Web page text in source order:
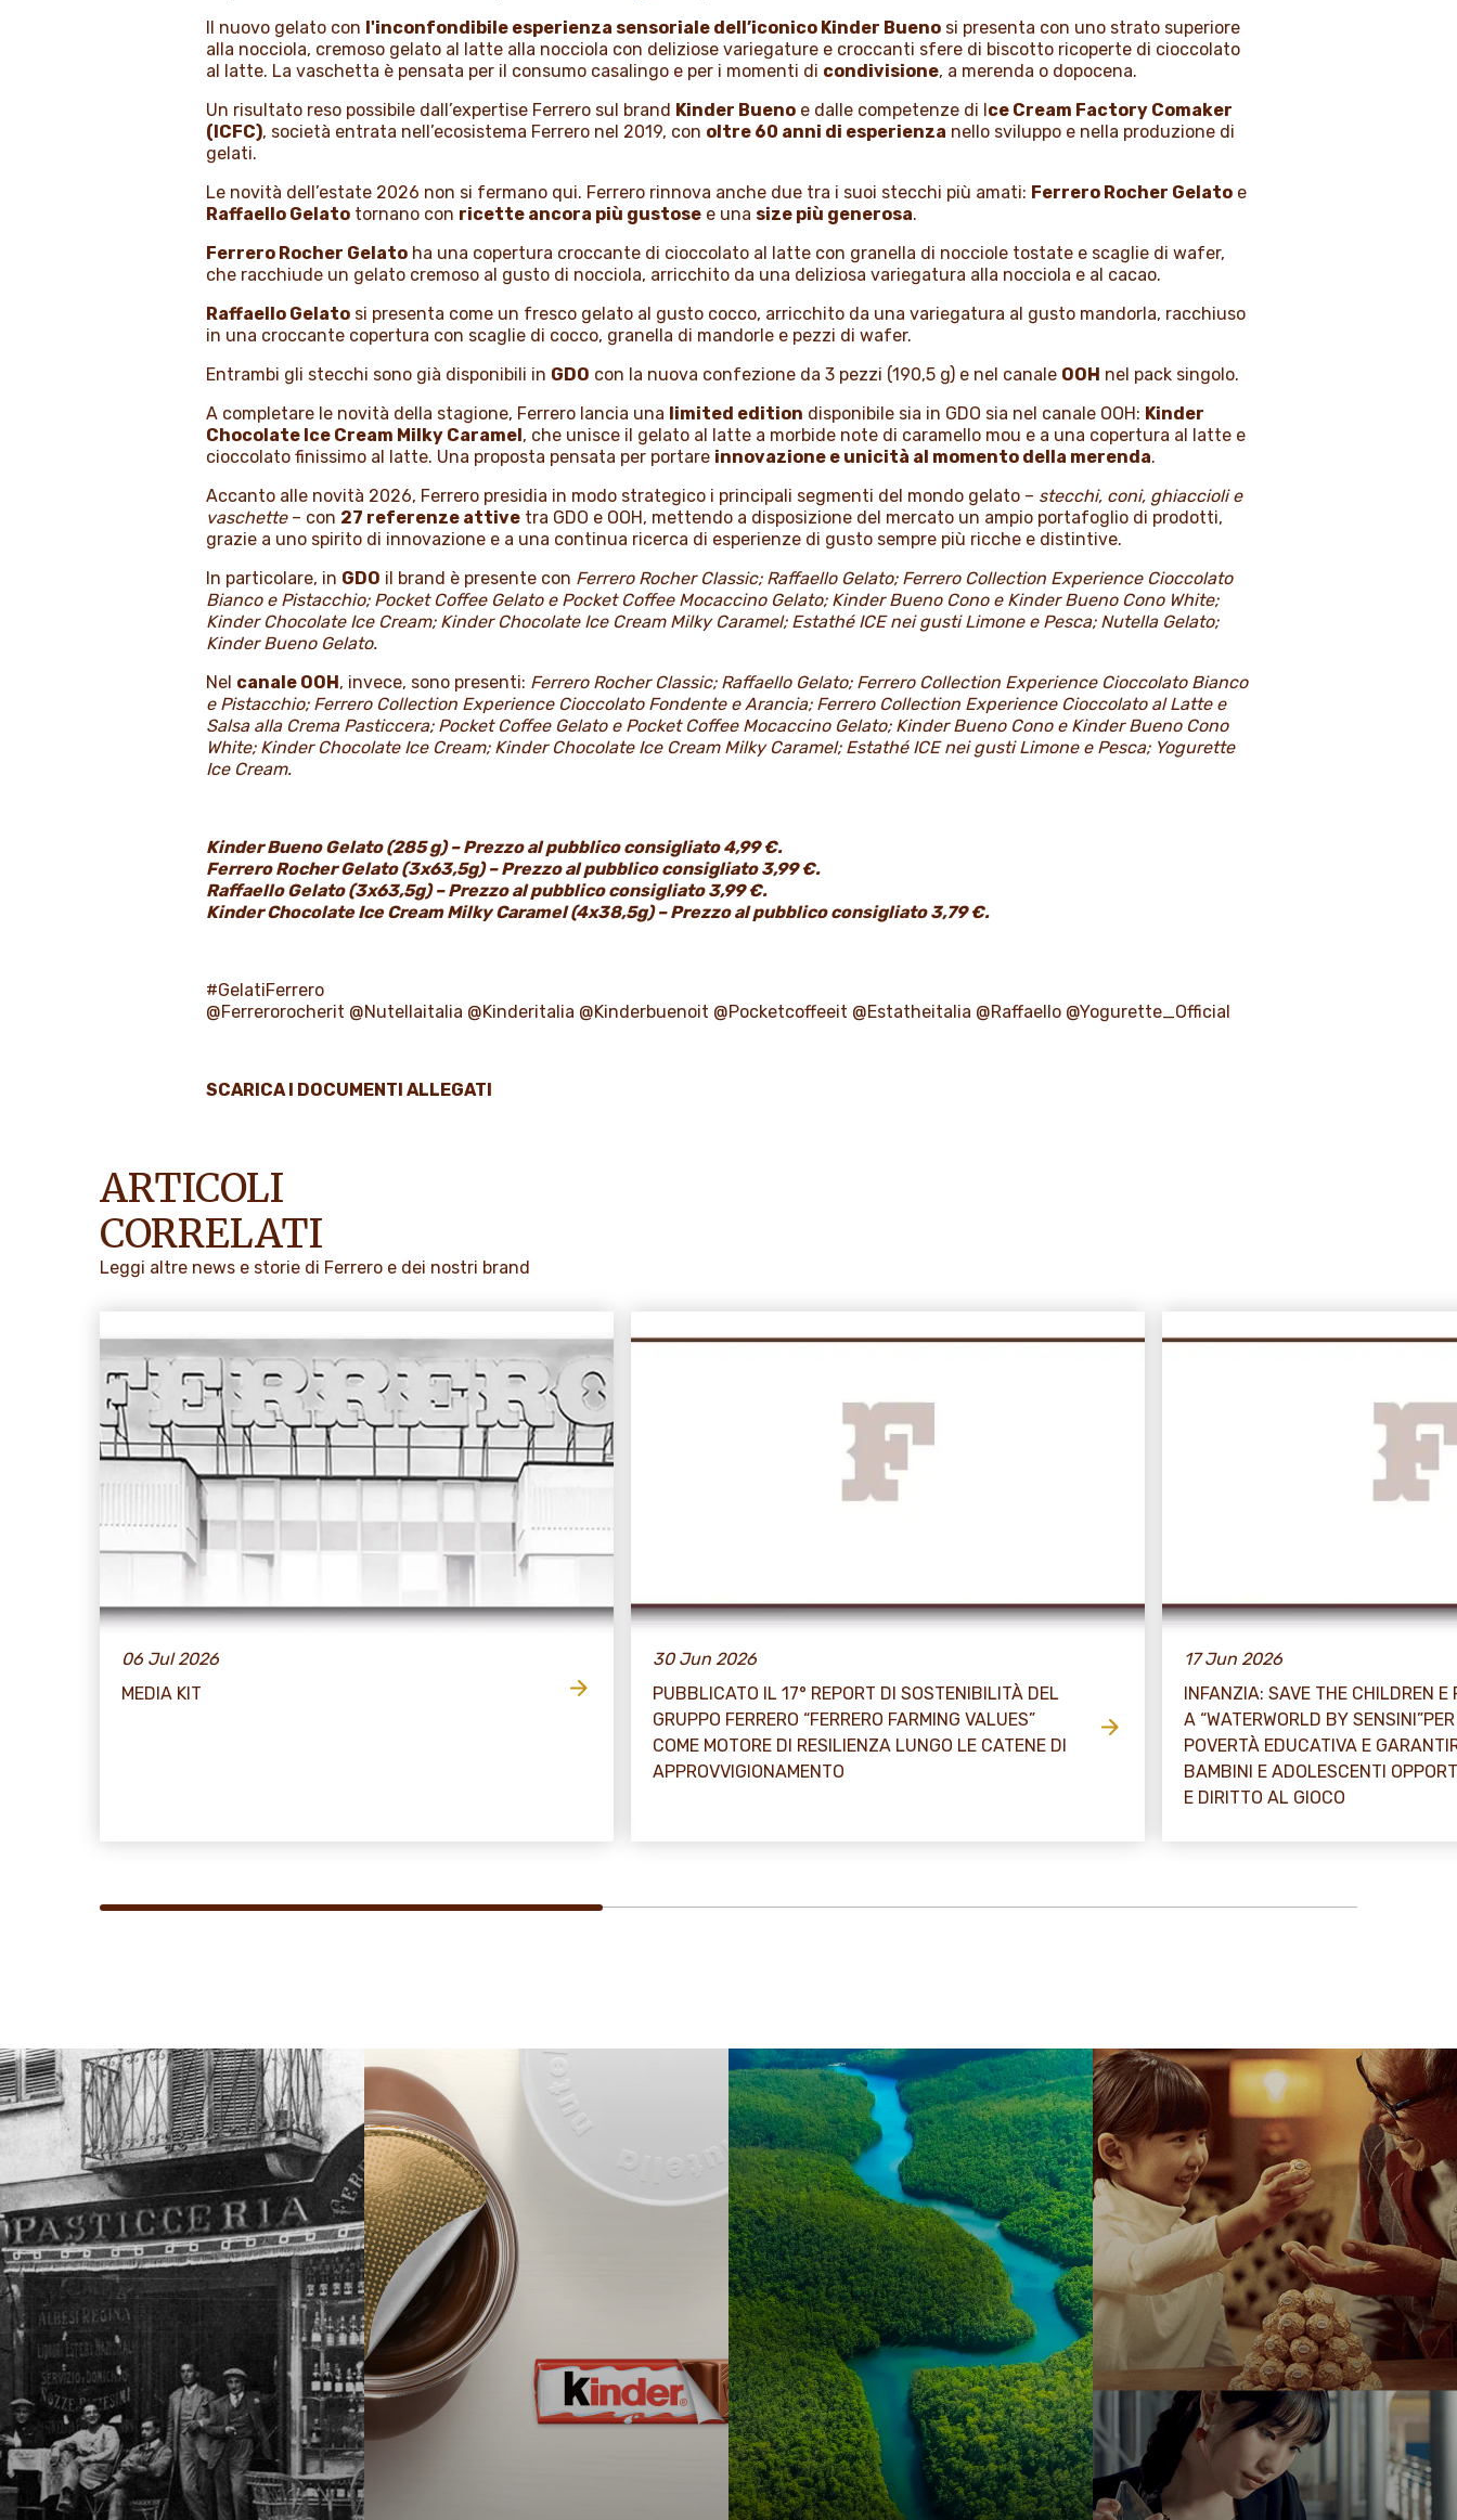
Il nuovo gelato con l'inconfondibile esperienza sensoriale dell’iconico Kinder Bueno si presenta con uno strato superiore
alla nocciola, cremoso gelato al latte alla nocciola con deliziose variegature e croccanti sfere di biscotto ricoperte di cioccolato
al latte. La vaschetta è pensata per il consumo casalingo e per i momenti di condivisione, a merenda o dopocena.
Un risultato reso possibile dall’expertise Ferrero sul brand Kinder Bueno e dalle competenze di Ice Cream Factory Comaker
(ICFC), società entrata nell’ecosistema Ferrero nel 2019, con oltre 60 anni di esperienza nello sviluppo e nella produzione di
gelati.
Le novità dell’estate 2026 non si fermano qui. Ferrero rinnova anche due tra i suoi stecchi più amati: Ferrero Rocher Gelato e
Raffaello Gelato tornano con ricette ancora più gustose e una size più generosa.
Ferrero Rocher Gelato ha una copertura croccante di cioccolato al latte con granella di nocciole tostate e scaglie di wafer,
che racchiude un gelato cremoso al gusto di nocciola, arricchito da una deliziosa variegatura alla nocciola e al cacao.
Raffaello Gelato si presenta come un fresco gelato al gusto cocco, arricchito da una variegatura al gusto mandorla, racchiuso
in una croccante copertura con scaglie di cocco, granella di mandorle e pezzi di wafer.
Entrambi gli stecchi sono già disponibili in GDO con la nuova confezione da 3 pezzi (190,5 g) e nel canale OOH nel pack singolo.
A completare le novità della stagione, Ferrero lancia una limited edition disponibile sia in GDO sia nel canale OOH: Kinder
Chocolate Ice Cream Milky Caramel, che unisce il gelato al latte a morbide note di caramello mou e a una copertura al latte e
cioccolato finissimo al latte. Una proposta pensata per portare innovazione e unicità al momento della merenda.
Accanto alle novità 2026, Ferrero presidia in modo strategico i principali segmenti del mondo gelato – stecchi, coni, ghiaccioli e
vaschette– con 27 referenze attive tra GDO e OOH, mettendo a disposizione del mercato un ampio portafoglio di prodotti,
grazie a uno spirito di innovazione e a una continua ricerca di esperienze di gusto sempre più ricche e distintive.
In particolare, in GDO il brand è presente con Ferrero Rocher Classic; Raffaello Gelato; Ferrero Collection Experience Cioccolato
Bianco e Pistacchio; Pocket Coffee Gelato e Pocket Coffee Mocaccino Gelato; Kinder Bueno Cono e Kinder Bueno Cono White;
Kinder Chocolate Ice Cream; Kinder Chocolate Ice Cream Milky Caramel; Estathé ICE nei gusti Limone e Pesca; Nutella Gelato;
Kinder Bueno Gelato.
Nel canale OOH, invece, sono presenti: Ferrero Rocher Classic; Raffaello Gelato; Ferrero Collection Experience Cioccolato Bianco
e Pistacchio; Ferrero Collection Experience Cioccolato Fondente e Arancia; Ferrero Collection Experience Cioccolato al Latte e
Salsa alla Crema Pasticcera; Pocket Coffee Gelato e Pocket Coffee Mocaccino Gelato; Kinder Bueno Cono e Kinder Bueno Cono
White; Kinder Chocolate Ice Cream; Kinder Chocolate Ice Cream Milky Caramel; Estathé ICE nei gusti Limone e Pesca; Yogurette
Ice Cream.
Kinder Bueno Gelato (285 g) – Prezzo al pubblico consigliato 4,99 €.
Ferrero Rocher Gelato (3x63,5g) – Prezzo al pubblico consigliato 3,99 €.
Raffaello Gelato (3x63,5g) – Prezzo al pubblico consigliato 3,99 €.
Kinder Chocolate Ice Cream Milky Caramel (4x38,5g) – Prezzo al pubblico consigliato 3,79 €.
#GelatiFerrero
@Ferrerorocherit @Nutellaitalia @Kinderitalia @Kinderbuenoit @Pocketcoffeeit @Estatheitalia @Raffaello @Yogurette_Official
SCARICA I DOCUMENTI ALLEGATI
ARTICOLI
CORRELATI
Leggi altre news e storie di Ferrero e dei nostri brand
06 Jul 2026
MEDIA KIT
30 Jun 2026
PUBBLICATO IL 17° REPORT DI SOSTENIBILITÀ DEL
GRUPPO FERRERO “FERRERO FARMING VALUES”
COME MOTORE DI RESILIENZA LUNGO LE CATENE DI
APPROVVIGIONAMENTO
17 Jun 2026
INFANZIA: SAVE THE CHILDREN E
A “WATERWORLD BY
POVERTÀ EDUCATIVA E
BAMBINI E ADOLESCENTI
E DIRITTO AL GIOCO